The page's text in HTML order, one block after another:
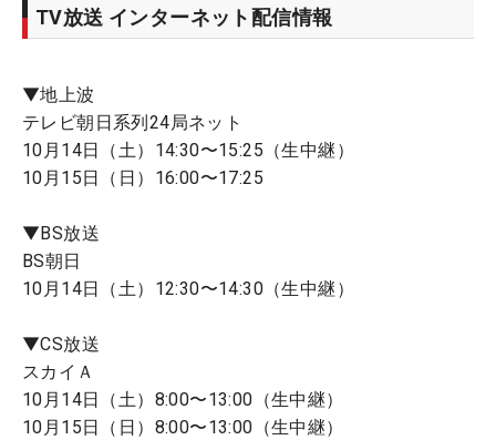
TV放送 インターネット配信情報
▼地上波
テレビ朝日系列24局ネット
10月14日（土）14:30〜15:25（生中継）
10月15日（日）16:00〜17:25
▼BS放送
BS朝日
10月14日（土）12:30〜14:30（生中継）
▼CS放送
スカイＡ
10月14日（土）8:00〜13:00（生中継）
10月15日（日）8:00〜13:00（生中継）